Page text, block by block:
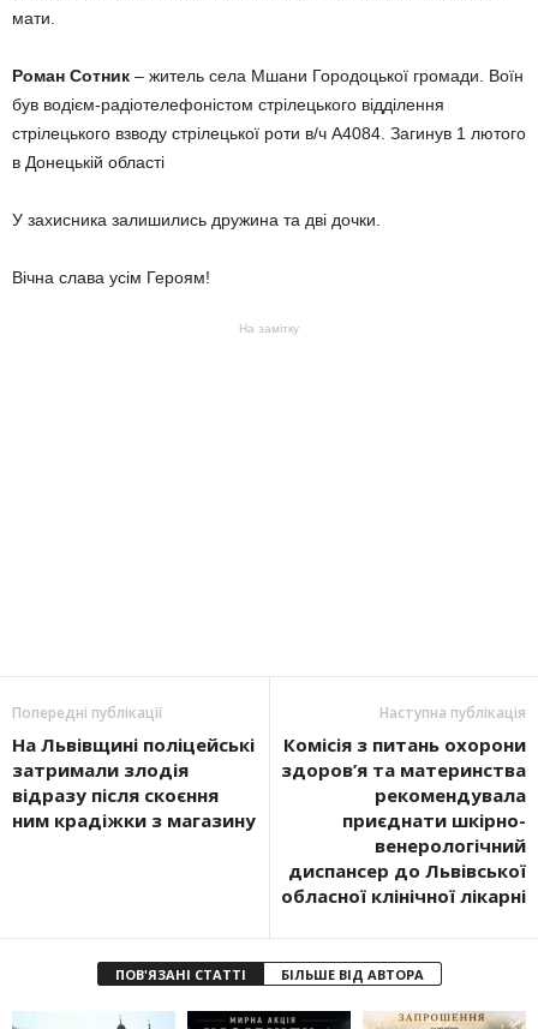
мати.
Роман Сотник – житель села Мшани Городоцької громади. Воїн
був водієм-радіотелефоністом стрілецького відділення
стрілецького взводу стрілецької роти в/ч А4084. Загинув 1 лютого
в Донецькій області
У захисника залишились дружина та дві дочки.
Вічна слава усім Героям!
На замітку
Попередні публікації
На Львівщині поліцейські
затримали злодія
відразу після скоєння
ним крадіжки з магазину
Наступна публікація
Комісія з питань охорони
здоров’я та материнства
рекомендувала
приєднати шкірно-
венерологічний
диспансер до Львівської
обласної клінічної лікарні
ПОВ'ЯЗАНІ СТАТТІ БІЛЬШЕ ВІД АВТОРА